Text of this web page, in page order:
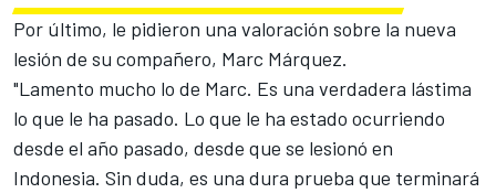
Por último, le pidieron una valoración sobre la nueva
lesión de su compañero, Marc Márquez.
"Lamento mucho lo de Marc. Es una verdadera lástima
lo que le ha pasado. Lo que le ha estado ocurriendo
desde el año pasado, desde que se lesionó en
Indonesia. Sin duda, es una dura prueba que terminará